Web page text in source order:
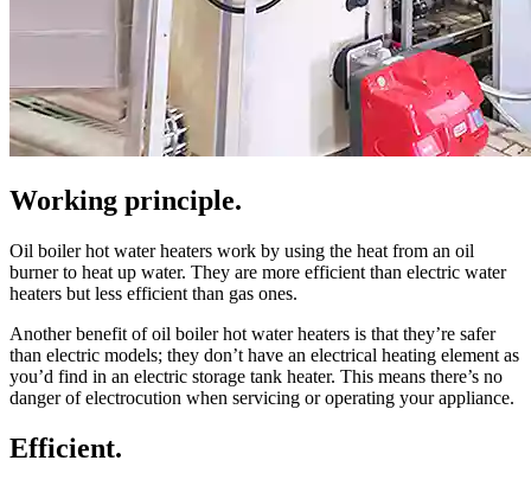
Working principle.
Oil boiler hot water heaters work by using the heat from an oil
burner to heat up water. They are more efficient than electric water
heaters but less efficient than gas ones.
Another benefit of oil boiler hot water heaters is that they’re safer
than electric models; they don’t have an electrical heating element as
you’d find in an electric storage tank heater. This means there’s no
danger of electrocution when servicing or operating your appliance.
Efficient.